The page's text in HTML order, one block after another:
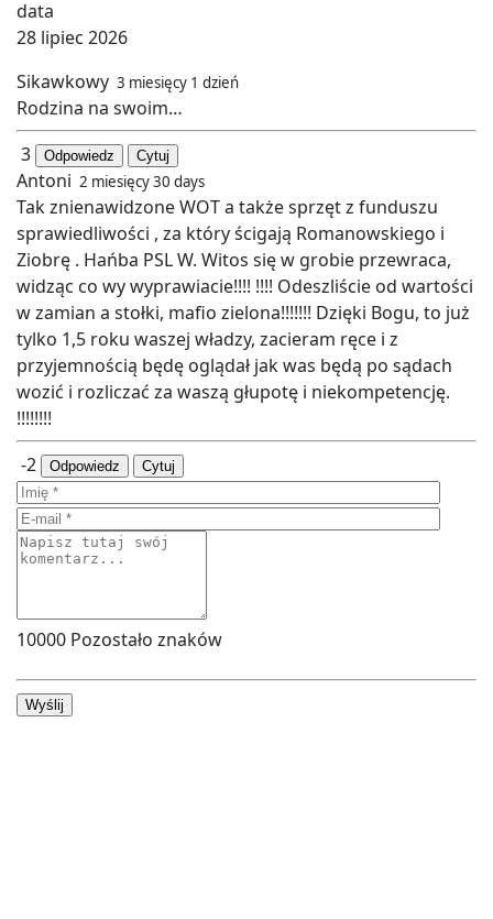
28 lipiec 2026
Sikawkowy 3 miesięcy 1 dzień
Rodzina na swoim…
3
Odpowiedz Cytuj
Antoni 2 miesięcy 30 days
Tak znienawidzone WOT a także sprzęt z funduszu
sprawiedliwości , za który ścigają Romanowskiego i
Ziobrę . Hańba PSL W. Witos się w grobie przewraca,
widząc co wy wyprawiacie!!!! !!!! Odeszliście od wartości
w zamian a stołki, mafio zielona!!!!!!! Dzięki Bogu, to już
tylko 1,5 roku waszej władzy, zacieram ręce i z
przyjemnością będę oglądał jak was będą po sądach
wozić i rozliczać za waszą głupotę i niekompetencję.
!!!!!!!!
-2
Odpowiedz Cytuj
10000 Pozostało znaków
Wyślij